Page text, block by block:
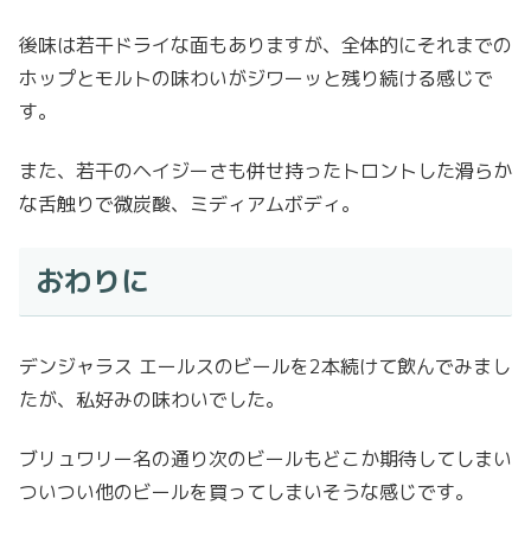
後味は若干ドライな面もありますが、全体的にそれまでの
ホップとモルトの味わいがジワーッと残り続ける感じで
す。
また、若干のヘイジーさも併せ持ったトロントした滑らか
な舌触りで微炭酸、ミディアムボディ。
おわりに
デンジャラス エールスのビールを2本続けて飲んでみまし
たが、私好みの味わいでした。
ブリュワリー名の通り次のビールもどこか期待してしまい
ついつい他のビールを買ってしまいそうな感じです。